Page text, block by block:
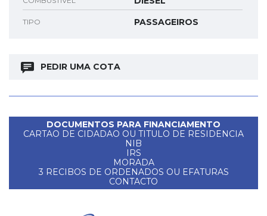
TIPO PASSAGEIROS
PEDIR UMA COTA
DOCUMENTOS PARA FINANCIAMENTO
CARTAO DE CIDADAO OU TITULO DE RESIDENCIA
NIB
IRS
MORADA
3 RECIBOS DE ORDENADOS OU EFATURAS
CONTACTO